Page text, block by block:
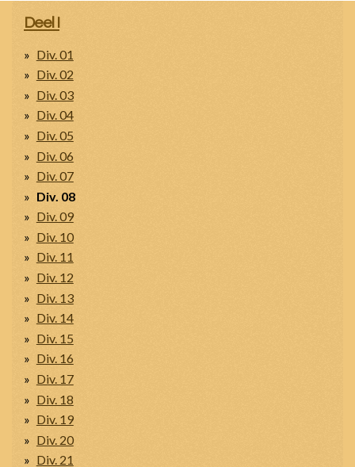
Deel I
Div. 01
Div. 02
Div. 03
Div. 04
Div. 05
Div. 06
Div. 07
Div. 08
Div. 09
Div. 10
Div. 11
Div. 12
Div. 13
Div. 14
Div. 15
Div. 16
Div. 17
Div. 18
Div. 19
Div. 20
Div. 21